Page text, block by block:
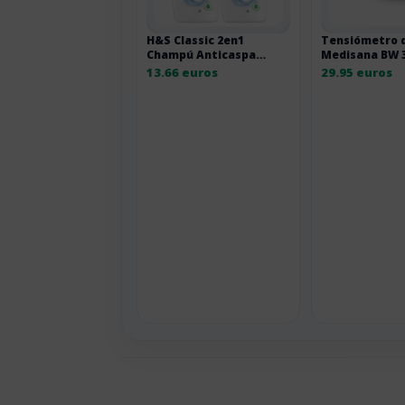
H&S Classic 2en1
Champú Anticaspa
+Acondicionador
13.66 euros
Tensiómetro
Medisana BW
connect
29.95 euros